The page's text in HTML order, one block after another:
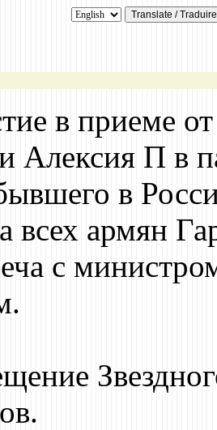
в приеме
Алексия П в
в
всех армян
с